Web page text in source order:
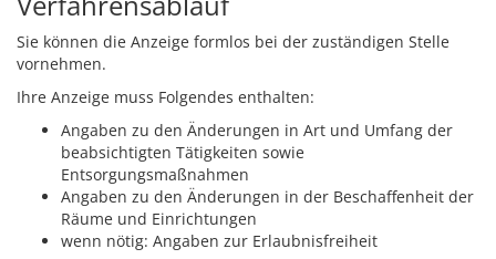
Sie können die Anzeige formlos bei der zuständigen Stelle
vornehmen.
Ihre Anzeige muss Folgendes enthalten:
Angaben zu den Änderungen in Art und Umfang der
beabsichtigten Tätigkeiten sowie
Entsorgungsmaßnahmen
Angaben zu den Änderungen in der Beschaffenheit der
Räume und Einrichtungen
wenn nötig: Angaben zur Erlaubnisfreiheit